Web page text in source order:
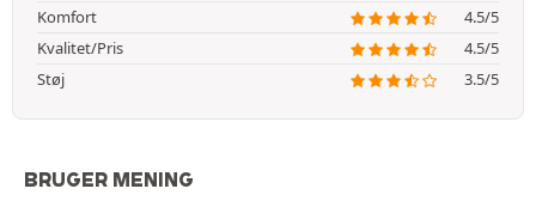
Komfort
4.5/5
Kvalitet/Pris
4.5/5
Støj
3.5/5
BRUGER MENING